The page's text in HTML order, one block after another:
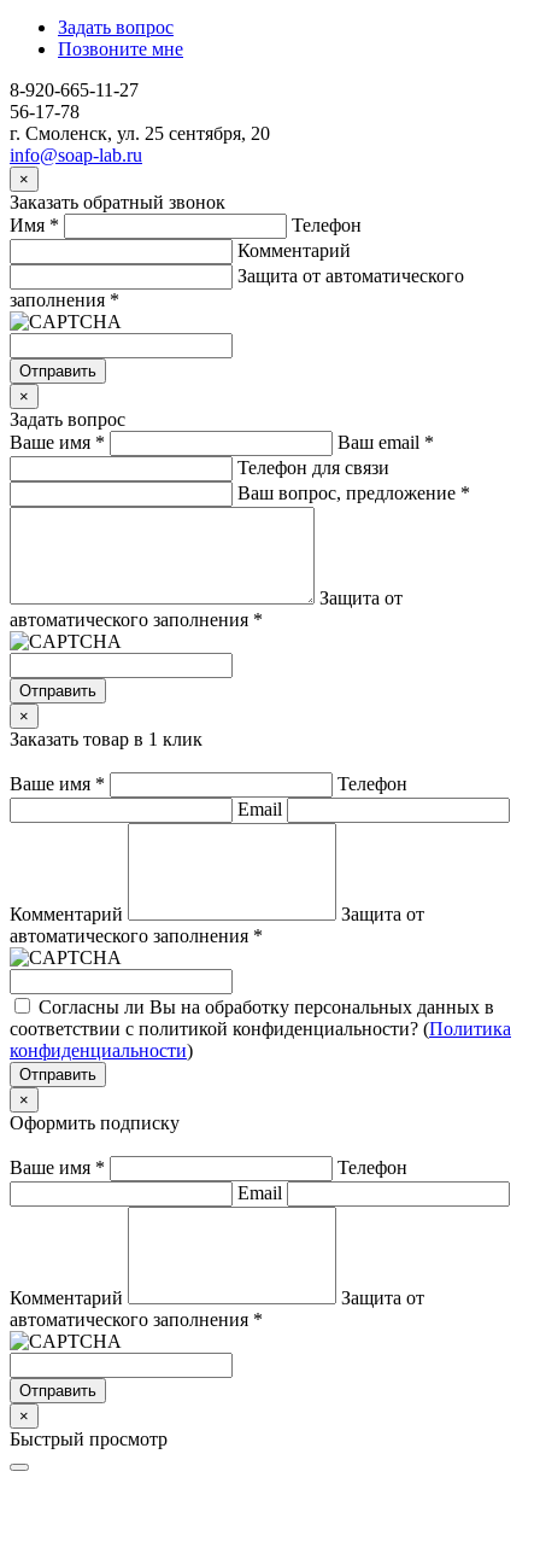
Задать вопрос
Позвоните мне
8-920-665-11-27
56-17-78
г. Смоленск, ул. 25 сентября, 20
info@soap-lab.ru
×
Заказать обратный звонок
Имя *
Телефон
Комментарий
Защита от автоматического
заполнения *
Отправить
×
Задать вопрос
Ваше имя * Ваш email *
Телефон для связи
Ваш вопрос, предложение *
Защита от
автоматического заполнения *
Отправить
×
Заказать товар в 1 клик
Ваше имя *
Телефон
Email
Комментарий
Защита от
автоматического заполнения *
Согласны ли Вы на обработку персональных данных в
соответствии с политикой конфиденциальности? (Политика
конфиденциальности)
Отправить
×
Оформить подписку
Ваше имя *
Телефон
Email
Комментарий
Защита от
автоматического заполнения *
Отправить
×
Быстрый просмотр